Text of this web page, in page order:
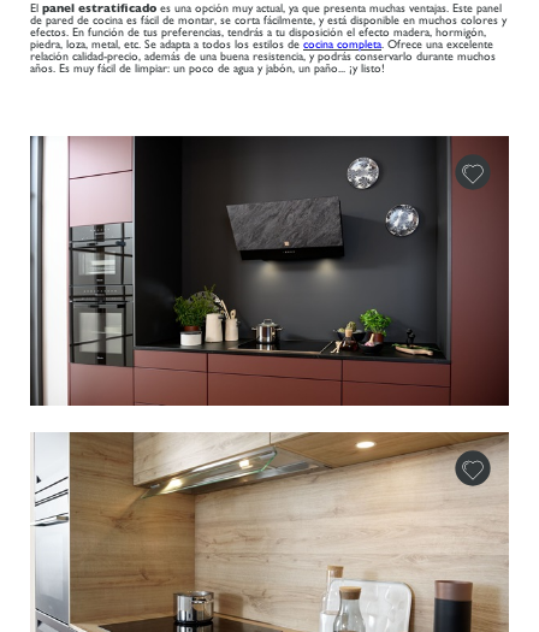
El panel estratificado es una opción muy actual, ya que presenta muchas ventajas. Este panel
de pared de cocina es fácil de montar, se corta fácilmente, y está disponible en muchos colores y
efectos. En función de tus preferencias, tendrás a tu disposición el efecto madera, hormigón,
piedra, loza, metal, etc. Se adapta a todos los estilos decocina completa. Ofrece una excelente
relación calidad-precio, además de una buena resistencia, y podrás conservarlo durante muchos
años. Es muy fácil de limpiar: un poco de agua y jabón, un paño... ¡y listo!